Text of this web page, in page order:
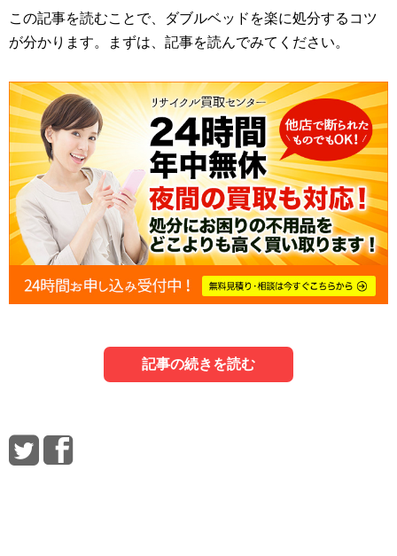
この記事を読むことで、ダブルベッドを楽に処分するコツ
が分かります。まずは、記事を読んでみてください。
記事の続きを読む
せ！